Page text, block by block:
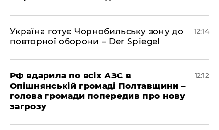
Україна готує Чорнобильську зону до
повторної оборони – Der Spiegel
12:14
РФ вдарила по всіх АЗС в
Опішнянській громаді Полтавщини –
голова громади попередив про нову
загрозу
12:12